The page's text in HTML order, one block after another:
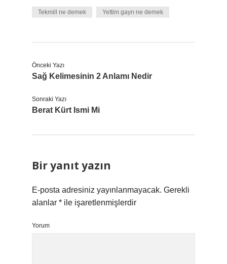
Tekmill ne demek Yettim gayrı ne demek
Önceki Yazı
Sağ Kelimesinin 2 Anlamı Nedir
Sonraki Yazı
Berat Kürt Ismi Mi
Bir yanıt yazın
E-posta adresiniz yayınlanmayacak. Gerekli
alanlar * ile işaretlenmişlerdir
Yorum